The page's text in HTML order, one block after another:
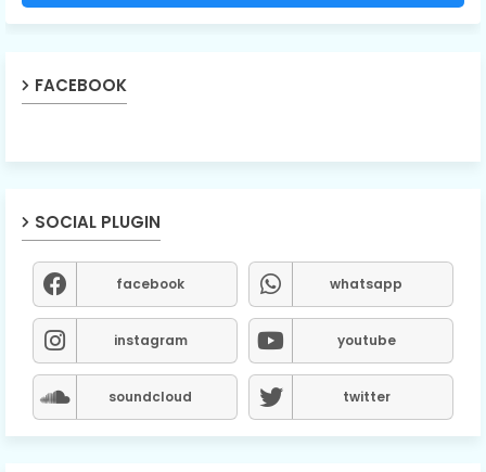
FACEBOOK
SOCIAL PLUGIN
facebook whatsapp
instagram youtube
soundcloud twitter